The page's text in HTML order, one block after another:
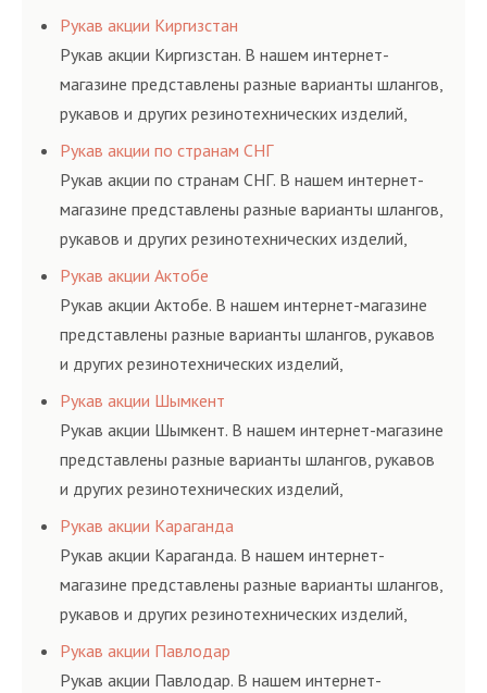
соответствующих ГОСТам, техническим условиям
и нормативам.
Рукав акции Киргизстан
Рукав акции Киргизстан. В нашем интернет-
магазине представлены разные варианты шлангов,
рукавов и других резинотехнических изделий,
соответствующих ГОСТам, техническим условиям
и нормативам.
Рукав акции по странам СНГ
Рукав акции по странам СНГ. В нашем интернет-
магазине представлены разные варианты шлангов,
рукавов и других резинотехнических изделий,
соответствующих ГОСТам, техническим условиям
и нормативам.
Рукав акции Актобе
Рукав акции Актобе. В нашем интернет-магазине
представлены разные варианты шлангов, рукавов
и других резинотехнических изделий,
соответствующих ГОСТам, техническим условиям
и нормативам.
Рукав акции Шымкент
Рукав акции Шымкент. В нашем интернет-магазине
представлены разные варианты шлангов, рукавов
и других резинотехнических изделий,
соответствующих ГОСТам, техническим условиям
и нормативам.
Рукав акции Караганда
Рукав акции Караганда. В нашем интернет-
магазине представлены разные варианты шлангов,
рукавов и других резинотехнических изделий,
соответствующих ГОСТам, техническим условиям
и нормативам.
Рукав акции Павлодар
Рукав акции Павлодар. В нашем интернет-